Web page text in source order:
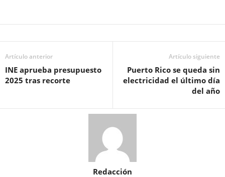
Artículo anterior
INE aprueba presupuesto
2025 tras recorte
Artículo siguiente
Puerto Rico se queda sin
electricidad el último día
del año
Redacción